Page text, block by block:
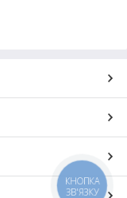
КНОПКА
ЗВ'ЯЗКУ